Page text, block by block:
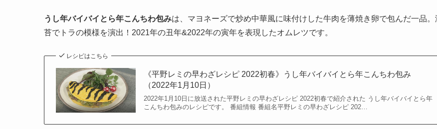
うし年バイバイとら年こんちわ包みは、マヨネーズで炒め中華風に味付けした牛肉を薄焼き卵で包んだ一品。
苔でトラの模様を演出！2021年の丑年&2022年の寅年を表現したオムレツです。
レシピはこちら
《平野レミの早わざレシピ 2022初春》うし年バイバイとら年こんちわ包み
（2022年1月10日）
2022年1月10日に放送された平野レミの早わざレシピ 2022初春で紹介された うし年バイバイとら年
こんちわ包みのレシピです。 番組情報 番組名平野レミの早わざレシピ 202…